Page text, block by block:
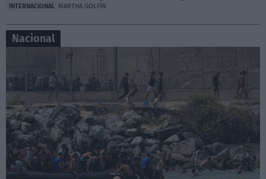
INTERNACIONAL MARTHA GOLFÍN
Nacional